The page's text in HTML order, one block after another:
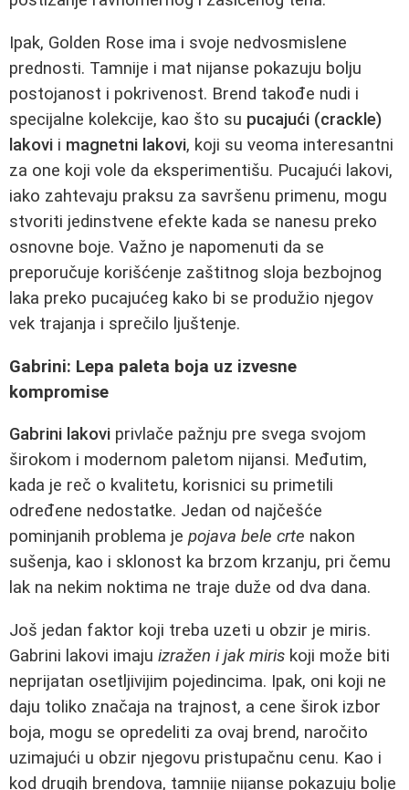
Ipak, Golden Rose ima i svoje nedvosmislene
prednosti. Tamnije i mat nijanse pokazuju bolju
postojanost i pokrivenost. Brend takođe nudi i
specijalne kolekcije, kao što su pucajući (crackle)
lakovi i magnetni lakovi, koji su veoma interesantni
za one koji vole da eksperimentišu. Pucajući lakovi,
iako zahtevaju praksu za savršenu primenu, mogu
stvoriti jedinstvene efekte kada se nanesu preko
osnovne boje. Važno je napomenuti da se
preporučuje korišćenje zaštitnog sloja bezbojnog
laka preko pucajućeg kako bi se produžio njegov
vek trajanja i sprečilo ljuštenje.
Gabrini: Lepa paleta boja uz izvesne
kompromise
Gabrini lakovi privlače pažnju pre svega svojom
širokom i modernom paletom nijansi. Međutim,
kada je reč o kvalitetu, korisnici su primetili
određene nedostatke. Jedan od najčešće
pominjanih problema je pojava bele crte nakon
sušenja, kao i sklonost ka brzom krzanju, pri čemu
lak na nekim noktima ne traje duže od dva dana.
Još jedan faktor koji treba uzeti u obzir je miris.
Gabrini lakovi imaju izražen i jak miris koji može biti
neprijatan osetljivijim pojedincima. Ipak, oni koji ne
daju toliko značaja na trajnost, a cene širok izbor
boja, mogu se opredeliti za ovaj brend, naročito
uzimajući u obzir njegovu pristupačnu cenu. Kao i
kod drugih brendova, tamnije nijanse pokazuju bolje